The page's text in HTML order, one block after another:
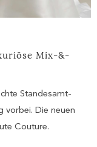
Mix-&-
Standesamt-
vorbei. Die neuen
Couture.